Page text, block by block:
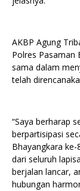
AKBP Agung
Polres Pasaman
sama dalam
telah
“Saya berharap
berpartisipasi
Bhayangkara
dari seluruh
berjalan lancar,
hubungan